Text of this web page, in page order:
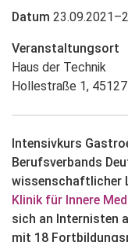
Datum
Veranstaltungsort
Haus der Technik
Hollestraße 1,
Intensivkurs
Berufsverbands
wissenschaftlicher
Klinik für Innere
sich an Internisten
mit 18